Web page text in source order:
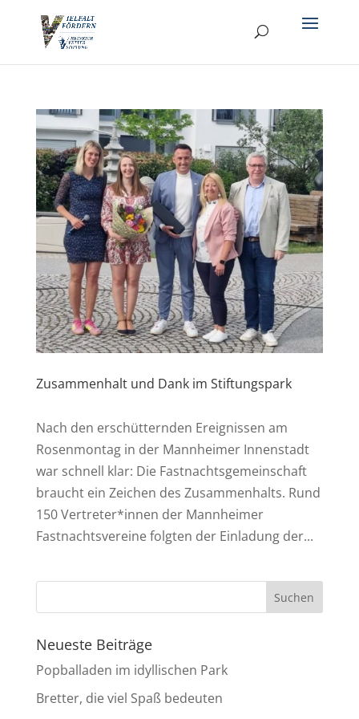
Zusammenhalt und Dank im Stiftungspark
Nach den erschütternden Ereignissen am
Rosenmontag in der Mannheimer Innenstadt
war schnell klar: Die Fastnachtsgemeinschaft
braucht ein Zeichen des Zusammenhalts. Rund
150 Vertreter*innen der Mannheimer
Fastnachtsvereine folgten der Einladung der...
Neueste Beiträge
Popballaden im idyllischen Park
Bretter, die viel Spaß bedeuten